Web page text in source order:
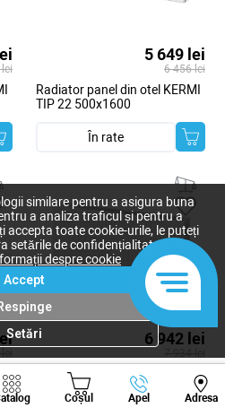
5 649 lei
6 456 lei
Radiator panel din otel KERMI
TIP 22 500x1600
În rate
6 942 lei
Radiator panel din otel KERMI
TIP 22 500x2000
Coșul Apel Adresa
Viber Whatsapp
similare pentru a asigura buna
a analiza traficul și pentru a
toate cookie-urile, le puteți
setările de confidențialitate după
despre cookie
Accept
Respinge
Setări